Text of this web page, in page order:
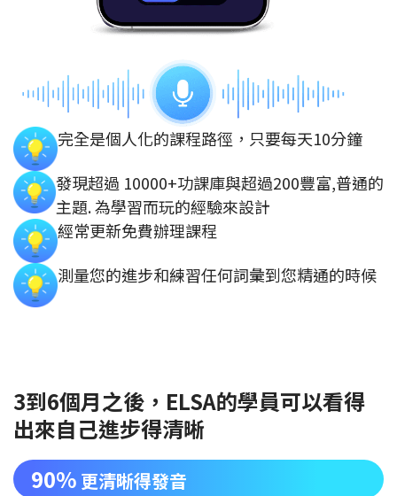
完全是個人化的課程路徑，只要每天10分鐘
發現超過 10000+功課庫與超過200豐富,普通的
主題. 為學習而玩的經驗來設計
經常更新免費辦理課程
測量您的進步和練習任何詞彙到您精通的時候
3到6個月之後，ELSA的學員可以看得
出來自己進步得清晰
90% 更清晰得發音